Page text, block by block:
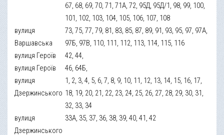
67, 68, 69, 70, 71, 71А, 72, 95Д, 95Д/1, 98, 99, 100,
101, 102, 103, 104, 105, 106, 107, 108
вулиця
Варшавська
73, 75, 77, 79, 81, 83, 85, 87, 89, 91, 93, 95, 97, 97А,
97Б, 97В, 110, 111, 112, 113, 114, 115, 116
вулиця Героїв
42, 44,
вулиця Героїв
46, 64Б,
вулиця
Дзержинського
1, 2, 3, 4, 5, 6, 7, 8, 9, 10, 11, 12, 13, 14, 15, 16, 17,
18, 19, 20, 21, 22, 23, 24, 25, 26, 27, 28, 29, 30, 31,
32, 33, 34
вулиця
Дзержинського
33А, 35, 37, 36, 38, 39, 40, 41, 42